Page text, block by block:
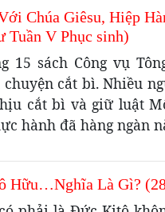
Chúa Giêsu, Hiệp
Tuần V Phục sinh)
15 sách Công vụ
chuyện cắt bì. Nhiều
cắt bì và giữ luật
hành đã hàng ngàn
Hữu…Nghĩa Là Gì?